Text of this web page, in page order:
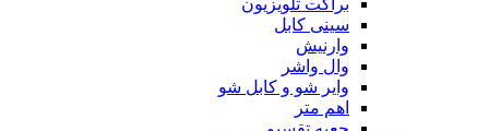
براکت تلویزیون
سینی کابل
وارنیش
وال واشر
وایر شو و کابل شو
اهم متر